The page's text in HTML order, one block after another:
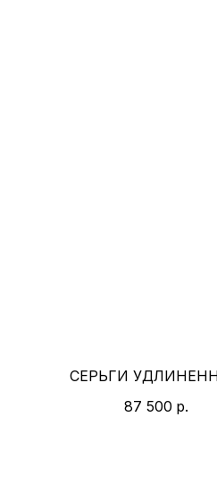
СЕРЬГИ
87 500 р.